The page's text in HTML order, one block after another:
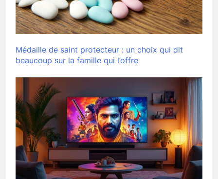
Médaille de saint protecteur : un choix qui dit
beaucoup sur la famille qui l’offre